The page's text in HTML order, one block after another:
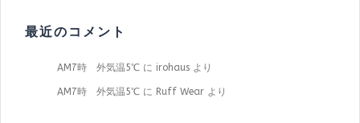
最近のコメント
AM7時 外気温5℃ に irohaus より
AM7時 外気温5℃ に Ruff Wear より